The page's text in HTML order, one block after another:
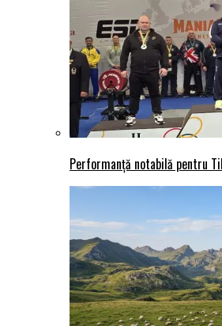
Performanță notabilă pentru